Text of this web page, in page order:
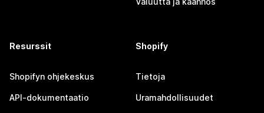
Resurssit
Shopifyn ohjekeskus
API-dokumentaatio
Shopify
Tietoja
Uramahdollisuudet